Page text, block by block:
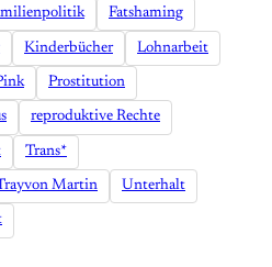
Fatshaming
Kinderbücher Lohnarbeit
Prostitution
reproduktive Rechte
Trans*
Martin Unterhalt